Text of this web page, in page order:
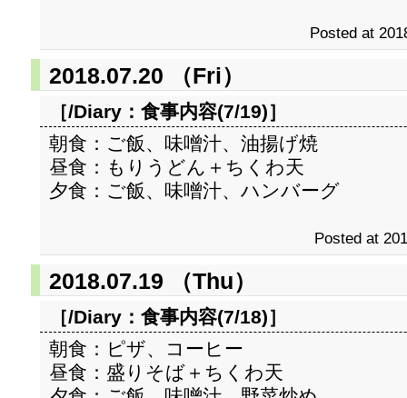
Posted at
2018.07.20 （Fri）
［/Diary： 食事内容(7/19)］
朝食：ご飯、味噌汁、油揚げ焼
昼食：もりうどん＋ちくわ天
夕食：ご飯、味噌汁、ハンバーグ
Posted at
2018.07.19 （Thu）
［/Diary： 食事内容(7/18)］
朝食：ピザ、コーヒー
昼食：盛りそば＋ちくわ天